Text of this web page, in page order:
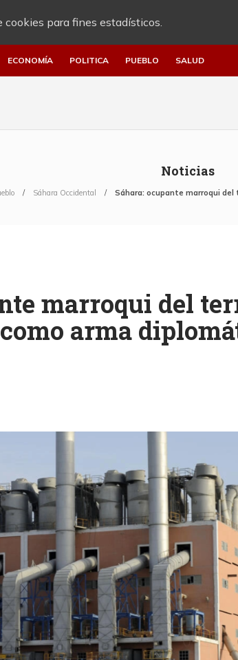
para fines estadísticos.
ECONOMÍA POLITICA PUEBLO SALUD
Noticias
Sáhara Occidental Sáhara: ocupante marroqui
marroqui del
arma